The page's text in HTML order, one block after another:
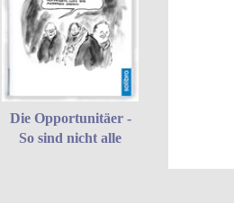
Die Opportunitäer -
So sind nicht alle